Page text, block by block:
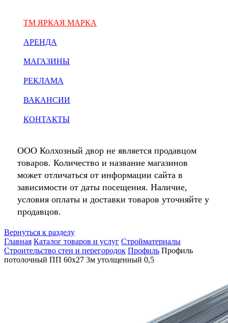
ТМ ЯРКАЯ МАРКА
АРЕНДА
МАГАЗИНЫ
РЕКЛАМА
ВАКАНСИИ
КОНТАКТЫ
ООО Колхозный двор не является продавцом
товаров. Количество и название магазинов
может отличаться от информации сайта в
зависимости от даты посещения. Наличие,
условия оплаты и доставки товаров уточняйте у
продавцов.
Вернуться к разделу
Главная Каталог товаров и услуг Стройматериалы
Строительство стен и перегородок Профиль Профиль
потолочный ПП 60х27 3м утолщенный 0,5